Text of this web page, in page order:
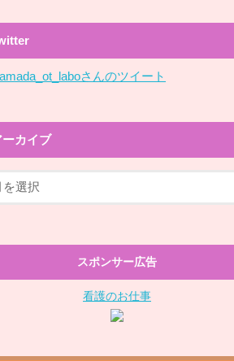
さんのツイート
ーカイブ
スポンサー広告
看護のお仕事